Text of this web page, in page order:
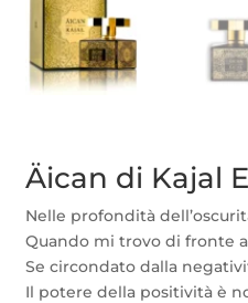
Äican di Kajal
Nelle profondità
Quando mi trovo di fronte
Se circondato dalla
Il potere della positività è